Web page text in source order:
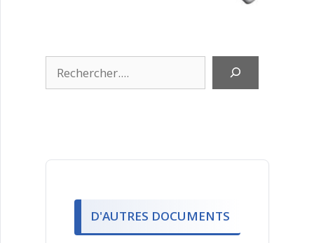
D'AUTRES DOCUMENTS